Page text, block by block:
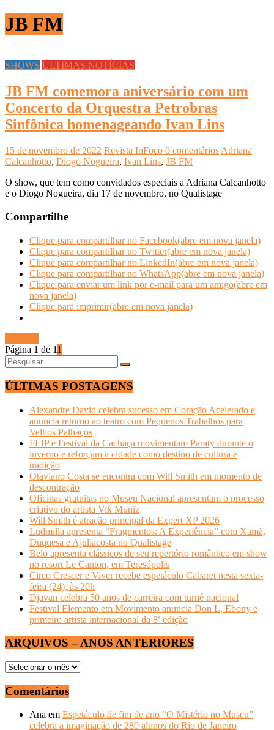
JB FM
SHOWS ÚLTIMAS NOTÍCIAS
JB FM comemora aniversário com um
Concerto da Orquestra Petrobras
Sinfônica homenageando Ivan Lins
15 de novembro de 2022 Revista InFoco 0 comentários Adriana
Calcanhotto, Diogo Nogueira, Ivan Lins, JB FM
O show, que tem como convidados especiais a Adriana Calcanhotto
e o Diogo Nogueira, dia 17 de novembro, no Qualistage
Compartilhe
Clique para compartilhar no Facebook(abre em nova janela)
Clique para compartilhar no Twitter(abre em nova janela)
Clique para compartilhar no LinkedIn(abre em nova janela)
Clique para compartilhar no WhatsApp(abre em nova janela)
Clique para enviar um link por e-mail para um amigo(abre em
nova janela)
Clique para imprimir(abre em nova janela)
Página 1 de 11
ÚLTIMAS POSTAGENS
Alexandre David celebra sucesso em Coração Acelerado e
anuncia retorno ao teatro com Pequenos Trabalhos para
Velhos Palhaços
FLIP e Festival da Cachaça movimentam Paraty durante o
inverno e reforçam a cidade como destino de cultura e
tradição
Otaviano Costa se encontra com Will Smith em momento de
descontração
Oficinas gratuitas no Museu Nacional apresentam o processo
criativo do artista Vik Muniz
Will Smith é atração principal da Expert XP 2026
Ludmilla apresenta “Fragmentos: A Experiência” com Xamã,
Duquesa e Ajuliacosta no Qualistage
Belo apresenta clássicos de seu repertório romântico em show
no resort Le Canton, em Teresópolis
Circo Crescer e Viver recebe espetáculo Cabaret nesta sexta-
feira (24), às 20h
Djavan celebra 50 anos de carreira com turnê nacional
Festival Elemento em Movimento anuncia Don L, Ebony e
primeiro artista internacional da 8ª edição
ARQUIVOS – ANOS ANTERIORES
ARQUIVOS
ANOS
ANTERIORES
Comentários
Ana em Espetáculo de fim de ano “O Mistério no Museu”
celebra a imaginação de 280 alunos do Rio de Janeiro